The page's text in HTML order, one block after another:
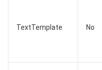
TextTemplate No